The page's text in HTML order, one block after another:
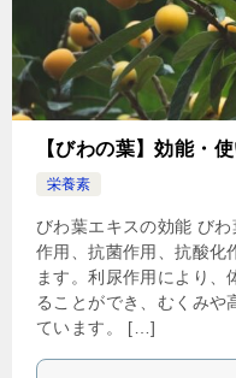
【びわの葉】効能・
栄養素
びわ葉エキスの効能 び
作用、抗菌作用、抗酸化
ます。利尿作用により、
ることができ、むくみや
ています。 […]